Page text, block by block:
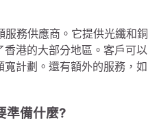
務供應商。它提供光纖和銅
港的大部分地區。客戶可以
計劃。還有額外的服務，如
準備什麼?